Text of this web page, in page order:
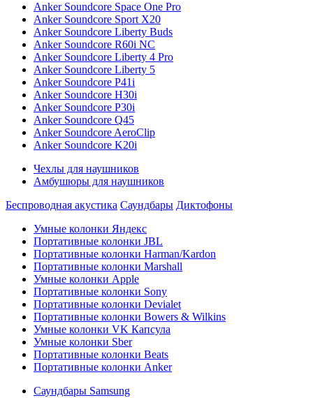
Anker Soundcore Space One Pro
Anker Soundcore Sport X20
Anker Soundcore Liberty Buds
Anker Soundcore R60i NC
Anker Soundcore Liberty 4 Pro
Anker Soundcore Liberty 5
Anker Soundcore P41i
Anker Soundcore H30i
Anker Soundcore P30i
Anker Soundcore Q45
Anker Soundcore AeroClip
Anker Soundcore K20i
Чехлы для наушников
Амбушюры для наушников
Беспроводная акустика Саундбары Диктофоны
Умные колонки Яндекс
Портативные колонки JBL
Портативные колонки Harman/Kardon
Портативные колонки Marshall
Умные колонки Apple
Портативные колонки Sony
Портативные колонки Devialet
Портативные колонки Bowers & Wilkins
Умные колонки VK Капсула
Умные колонки Sber
Портативные колонки Beats
Портативные колонки Anker
Саундбары Samsung